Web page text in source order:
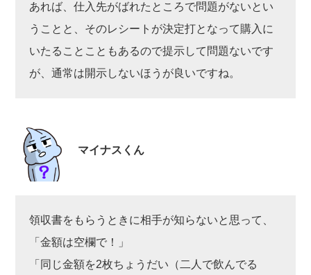
あれば、仕入先がばれたところで問題がないとい
うことと、そのレシートが決定打となって購入に
いたることこともあるので提示して問題ないです
が、通常は開示しないほうが良いですね。
マイナスくん
領収書をもらうときに相手が知らないと思って、
「金額は空欄で！」
「同じ金額を2枚ちょうだい（二人で飲んでる